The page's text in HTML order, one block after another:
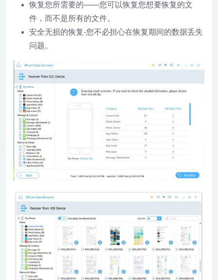
恢复您所需要的——您可以恢复您想要恢复的文
件，而不是所有的文件。
安全无损的恢复-您不必担心在恢复期间的数据丢失
问题。